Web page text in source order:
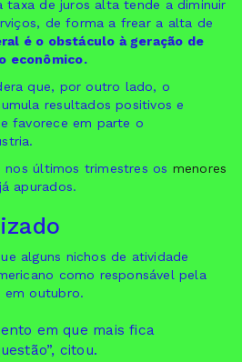
taxa de juros alta tende a diminuir
de forma a frear a alta de
é o obstáculo à geração de
econômico.
que, por outro lado, o
resultados positivos e
favorece em parte o
nos últimos trimestres os menores
já apurados.
alguns nichos de atividade
como responsável pela
em outubro.
em que mais fica
citou.